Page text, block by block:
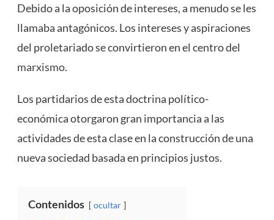
Debido a la oposición de intereses, a menudo se les
llamaba antagónicos. Los intereses y aspiraciones
del proletariado se convirtieron en el centro del
marxismo.
Los partidarios de esta doctrina político-
económica otorgaron gran importancia a las
actividades de esta clase en la construcción de una
nueva sociedad basada en principios justos.
Contenidos ocultar